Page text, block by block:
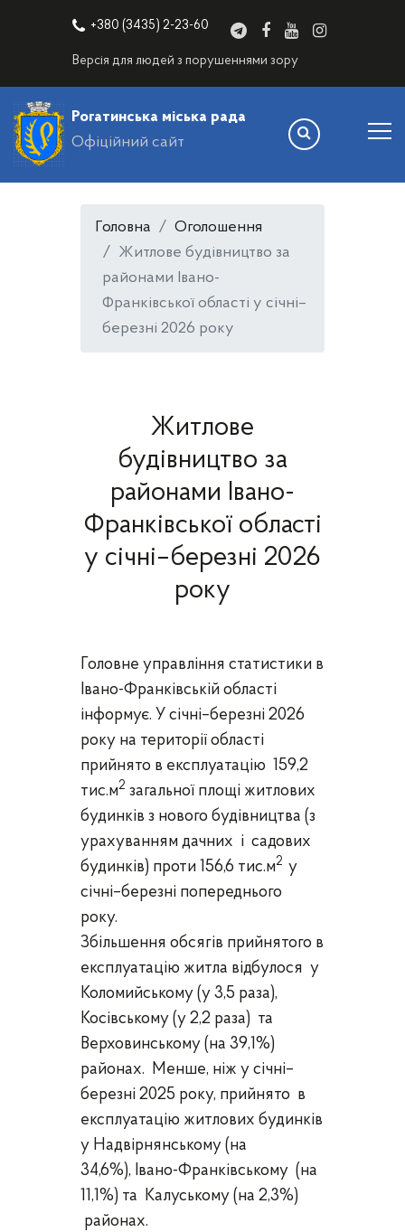
+380 (3435) 2-23-60
Версія для людей з порушеннями зору
Рогатинська міська рада
Офіційний сайт
Головна
Оголошення
Житлове будівництво за
районами Івано-
Франківської області у січні–
березні 2026 року
Житлове
будівництво за
районами Івано-
Франківської області
у січні–березні 2026
року
Головне управління статистики в
Івано-Франківській області
інформує. У січні–березні 2026
року на території області
прийнято в експлуатацію 159,2
тис.м2 загальної площі житлових
будинків з нового будівництва (з
урахуванням дачних і садових
будинків) проти 156,6 тис.м2 у
січні–березні попереднього
року.
Збільшення обсягів прийнятого в
експлуатацію житла відбулося у
Коломийському (у 3,5 раза),
Косівському (у 2,2 раза) та
Верховинському (на 39,1%)
районах. Менше, ніж у січні–
березні 2025 року, прийнято в
експлуатацію житлових будинків
у Надвірнянському (на
34,6%), Івано-Франківському (на
11,1%) та Калуському (на 2,3%)
районах.